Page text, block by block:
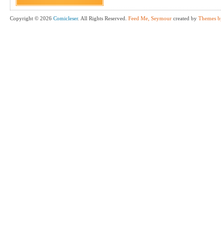
Copyright © 2026 Comicleser. All Rights Reserved. Feed Me, Seymour created by Themes